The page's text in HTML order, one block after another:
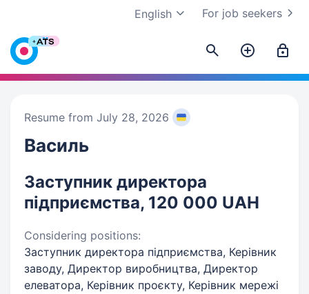
For job seekers
English
Resume from July 28, 2026
Василь
Заступник директора
підприємства, 120 000 UAH
Considering positions:
Заступник директора підприємства, Керівник
заводу, Директор виробництва, Директор
елеватора, Керівник проєкту, Керівник мережі